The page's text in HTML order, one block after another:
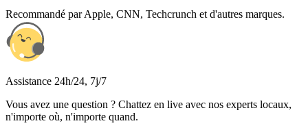
Recommandé par Apple, CNN, Techcrunch et d'autres marques.
Assistance 24h/24, 7j/7
Vous avez une question ? Chattez en live avec nos experts locaux,
n'importe où, n'importe quand.